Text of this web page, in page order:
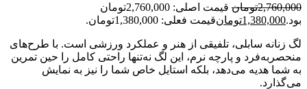
2,760,000تومان
قیمت اصلی: 2,760,000تومان
بود.1,380,000تومانقیمت فعلی: 1,380,000تومان.
لگ زنانه سابلی، تلفیقی از هنر و عملکرد ورزشی است. با طرح‌های
منحصربه‌فرد و پارچه نرم، این لگ نه‌تنها راحتی کامل را حین تمرین
به شما هدیه می‌دهد، بلکه استایل خاص شما را نیز به نمایش
می‌گذارد.